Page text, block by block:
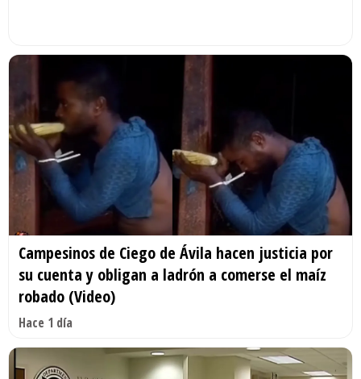
Campesinos de Ciego de Ávila hacen justicia por
su cuenta y obligan a ladrón a comerse el maíz
robado (Video)
Hace 1 día